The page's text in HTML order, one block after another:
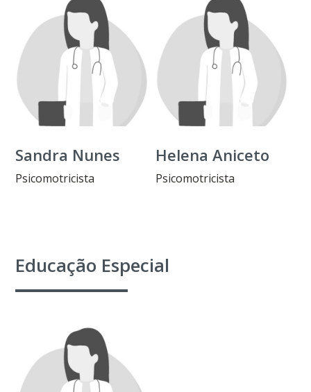
Sandra Nunes
Psicomotricista
Helena Aniceto
Psicomotricista
Educação Especial